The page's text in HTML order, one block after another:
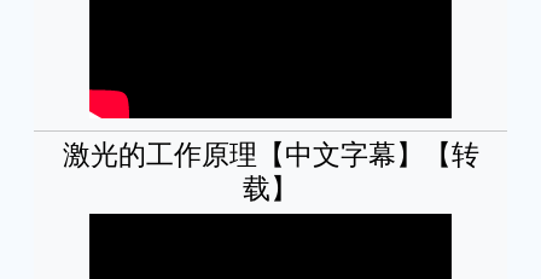
激光的工作原理【中文字幕】【转
载】